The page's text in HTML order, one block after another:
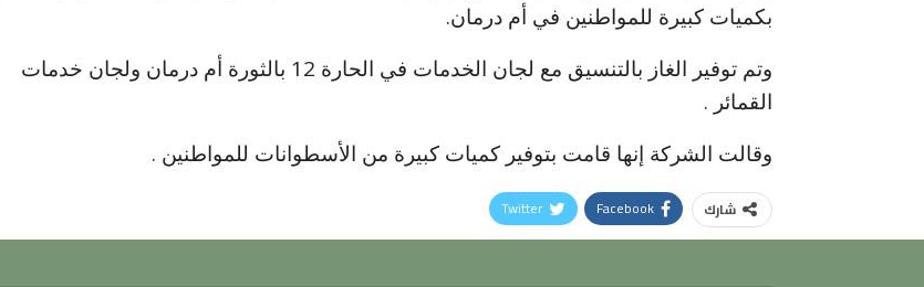
بكميات كبيرة للمواطنين في أم درمان.
وتم توفير الغاز بالتنسيق مع لجان الخدمات في الحارة 12 بالثورة أم درمان ولجان خدمات
القمائر .
وقالت الشركة إنها قامت بتوفير كميات كبيرة من الأسطوانات للمواطنين .
شارك Facebook
Twitter